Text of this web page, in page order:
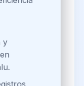
con IA